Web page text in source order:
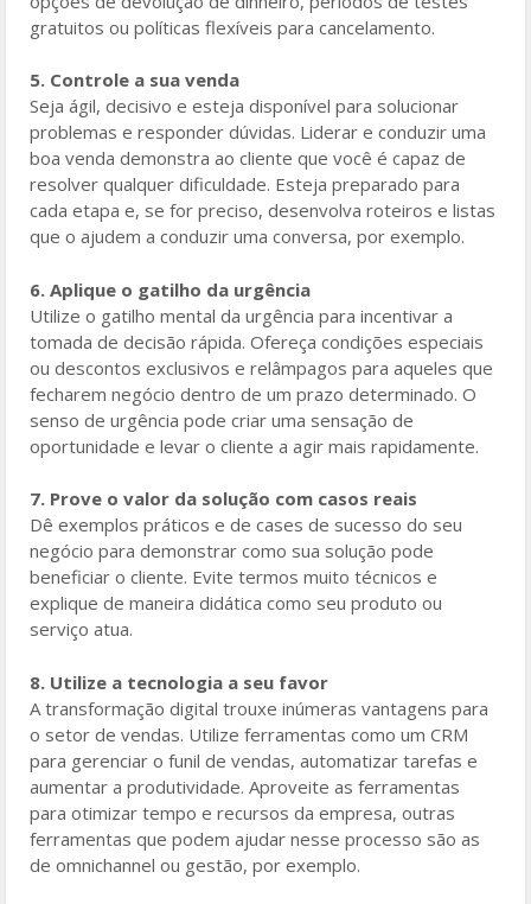
gratuitos ou políticas flexíveis para cancelamento.
5. Controle a sua venda
Seja ágil, decisivo e esteja disponível para solucionar
problemas e responder dúvidas. Liderar e conduzir uma
boa venda demonstra ao cliente que você é capaz de
resolver qualquer dificuldade. Esteja preparado para
cada etapa e, se for preciso, desenvolva roteiros e listas
que o ajudem a conduzir uma conversa, por exemplo.
6. Aplique o gatilho da urgência
Utilize o gatilho mental da urgência para incentivar a
tomada de decisão rápida. Ofereça condições especiais
ou descontos exclusivos e relâmpagos para aqueles que
fecharem negócio dentro de um prazo determinado. O
senso de urgência pode criar uma sensação de
oportunidade e levar o cliente a agir mais rapidamente.
7. Prove o valor da solução com casos reais
Dê exemplos práticos e de cases de sucesso do seu
negócio para demonstrar como sua solução pode
beneficiar o cliente. Evite termos muito técnicos e
explique de maneira didática como seu produto ou
serviço atua.
8. Utilize a tecnologia a seu favor
A transformação digital trouxe inúmeras vantagens para
o setor de vendas. Utilize ferramentas como um CRM
para gerenciar o funil de vendas, automatizar tarefas e
aumentar a produtividade. Aproveite as ferramentas
para otimizar tempo e recursos da empresa, outras
ferramentas que podem ajudar nesse processo são as
de omnichannel ou gestão, por exemplo.